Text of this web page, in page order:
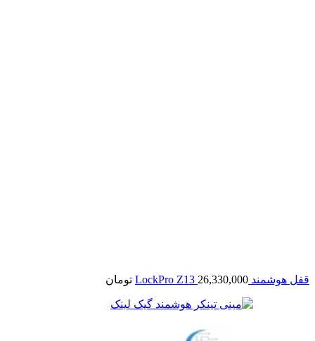
قفل هوشمند LockPro Z13 26,330,000 تومان